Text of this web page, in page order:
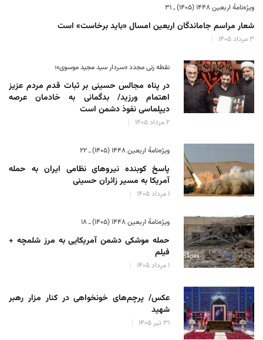
ویژه‌نامهٔ اربعین ۱۴۴۸ (۱۴۰۵) ـ ۳۱
شعار مراسم جاماندگان اربعین امسال «باید برخاست» است
۳ مرداد ۱۴۰۵
نقطه زنی مجدد «سردار سید مجید موسوی»؛
در پناه مجالس حسینی بر ثبات‌ قدم مردم عزیز
اهتمام ورزید/ بدگمانی به خادمان عرصه
دیپلماسی نفوذ دشمن است
۲ مرداد ۱۴۰۵
ویژه‌نامهٔ اربعین ۱۴۴۸ (۱۴۰۵) ـ ۲۲
پاسخ کوبنده نیروهای نظامی ایران به حمله
آمریکا به مسیر زائران حسینی
۱ مرداد ۱۴۰۵
ویژه‌نامهٔ اربعین ۱۴۴۸ (۱۴۰۵) ـ ۱۸
حمله موشکی دشمن آمریکایی به مرز شلمچه +
فیلم
۱ مرداد ۱۴۰۵
عکس/ پرچم‌های خونخواهی در کنار مزار رهبر
شهید
۳۱ تیر ۱۴۰۵